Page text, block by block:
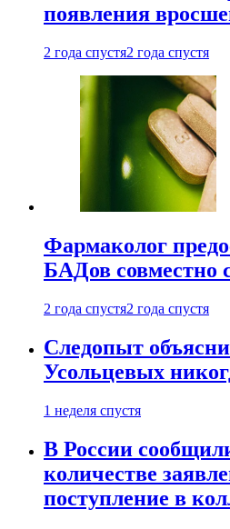
появления
2 года спустя2 года спустя
Фармаколог
БАДов совместно
2 года спустя2 года спустя
Следопыт
Усольцевых
1 неделя спустя
В России
количестве
поступление в